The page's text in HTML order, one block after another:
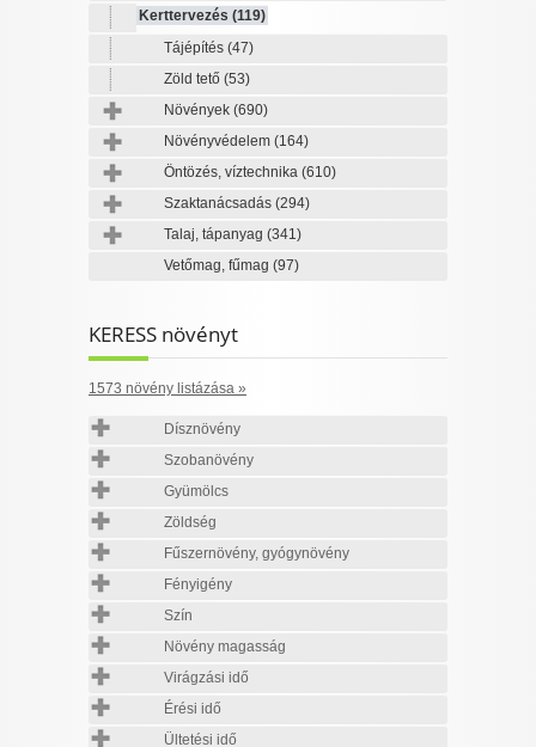
Kerttervezés (119)
Tájépítés (47)
Zöld tető (53)
Növények (690)
Növényvédelem (164)
Öntözés, víztechnika (610)
Szaktanácsadás (294)
Talaj, tápanyag (341)
Vetőmag, fűmag (97)
KERESS növényt
1573 növény listázása »
Dísznövény
Szobanövény
Gyümölcs
Zöldség
Fűszernövény, gyógynövény
Fényigény
Szín
Növény magasság
Virágzási idő
Érési idő
Ültetési idő